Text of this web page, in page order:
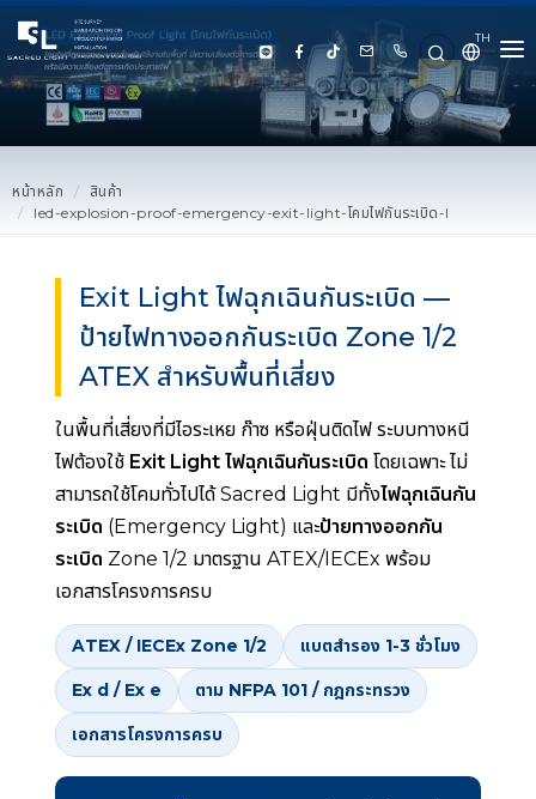
TH
HOME
SERVICE
PROJECT REFERENCE
KNOWLEDGE
CONTACT US
LUX CALCULATOR
หน้าหลัก
สินค้า
led-explosion-proof-emergency-exit-light-โคมไฟกันระเบิด-l
Exit Light ไฟฉุกเฉินกันระเบิด —
ป้ายไฟทางออกกันระเบิด Zone 1/2
ATEX สำหรับพื้นที่เสี่ยง
ในพื้นที่เสี่ยงที่มีไอระเหย ก๊าซ หรือฝุ่นติดไฟ ระบบทางหนี
ไฟต้องใช้ Exit Light ไฟฉุกเฉินกันระเบิด โดยเฉพาะ ไม่
สามารถใช้โคมทั่วไปได้ Sacred Light มีทั้งไฟฉุกเฉินกัน
ระเบิด (Emergency Light) และป้ายทางออกกัน
ระเบิด Zone 1/2 มาตรฐาน ATEX/IECEx พร้อม
เอกสารโครงการครบ
ATEX / IECEx Zone 1/2 แบตสำรอง 1-3 ชั่วโมง
Ex d / Ex e ตาม NFPA 101 / กฎกระทรวง
เอกสารโครงการครบ